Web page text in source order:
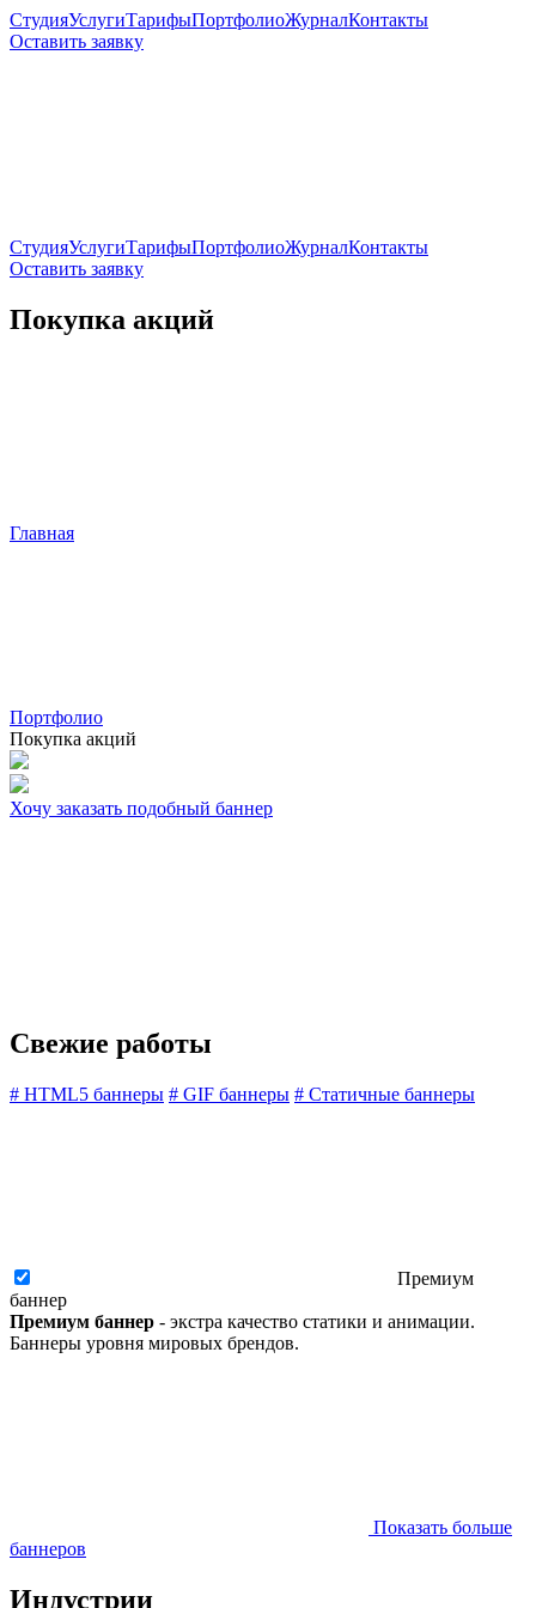
СтудияУслугиТарифыПортфолиоЖурналКонтакты
Оставить заявку
СтудияУслугиТарифыПортфолиоЖурналКонтакты
Оставить заявку
Покупка акций
Главная
Портфолио
Покупка акций
Хочу заказать подобный баннер
Свежие работы
# HTML5 баннеры # GIF баннеры # Статичные баннеры
Премиум
баннер
Премиум баннер - экстра качество статики и анимации.
Баннеры уровня мировых брендов.
Показать больше
баннеров
Индустрии